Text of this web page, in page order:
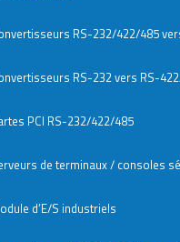
RS-232/422/485
RS-232 vers RS-
PCI RS-232/422/485
de terminaux / consoles
d’E/S industriels